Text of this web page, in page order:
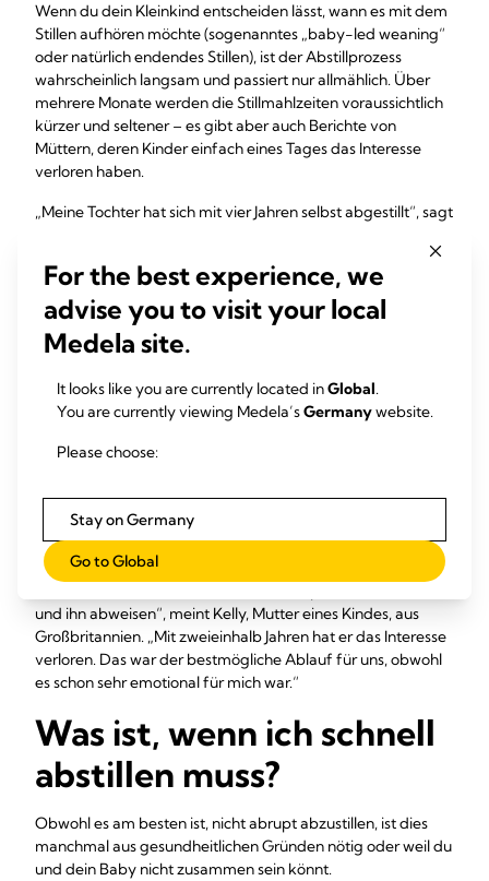
Wenn du dein Kleinkind entscheiden lässt, wann es mit dem
Stillen aufhören möchte (sogenanntes „baby-led weaning“
oder natürlich endendes Stillen), ist der Abstillprozess
wahrscheinlich langsam und passiert nur allmählich. Über
mehrere Monate werden die Stillmahlzeiten voraussichtlich
kürzer und seltener – es gibt aber auch Berichte von
Müttern, deren Kinder einfach eines Tages das Interesse
verloren haben.
„Meine Tochter hat sich mit vier Jahren selbst abgestillt“, sagt
dreieinhalb Jahren kaum noch etwas. Dann hat sie es
scheinbar vergessen, als wir im Urlaub waren. Jetzt,
sechs Monate später, möchte sie manchmal an die Brust,
weiß aber, dass keine Milch mehr kommt.“
Dein Körper hat so genügend Zeit, sich anzupassen, deshalb
tritt bei dir wahrscheinlich keine unangenehme
emotional schwer für dich, nimm dir also genug Zeit für
spürt.
„Mein Baby entscheiden zu lassen, war für mich genau
richtig, da mein Sohn nie Säuglingsnahrung oder eine
und ihn abweisen“, meint Kelly, Mutter eines Kindes, aus
Großbritannien. „Mit zweieinhalb Jahren hat er das Interesse
verloren. Das war der bestmögliche Ablauf für uns, obwohl
es schon sehr emotional für mich war.“
Was ist, wenn ich schnell
abstillen muss?
Obwohl es am besten ist, nicht abrupt abzustillen, ist dies
manchmal aus gesundheitlichen Gründen nötig oder weil du
und dein Baby nicht zusammen sein könnt.
For the best experience, we
advise you to visit your local
Medela site.
It looks like you are currently located inGlobal.
You are currently viewing Medela’sGermanywebsite.
Please choose:
Stay on Germany
Go to Global